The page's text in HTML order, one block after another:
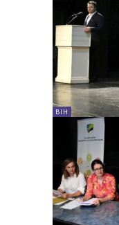
BIH